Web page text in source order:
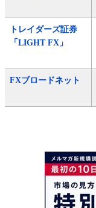
トレイダーズ証券
「LIGHT FX」
FXブロードネット